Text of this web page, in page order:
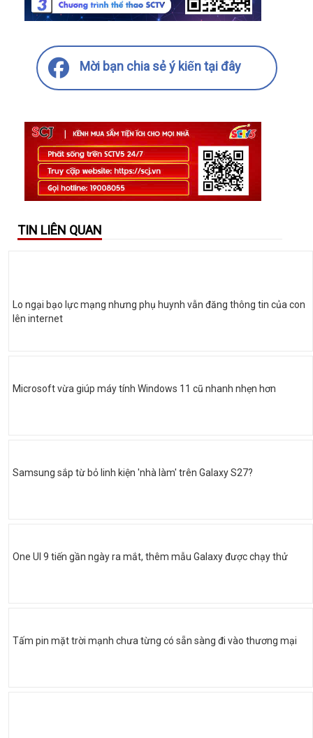
Mời bạn chia sẻ ý kiến tại đây
TIN LIÊN QUAN
Lo ngại bạo lực mạng nhưng phụ huynh vẫn đăng thông tin của con
lên internet
Microsoft vừa giúp máy tính Windows 11 cũ nhanh nhẹn hơn
Samsung sắp từ bỏ linh kiện 'nhà làm' trên Galaxy S27?
One UI 9 tiến gần ngày ra mắt, thêm mẫu Galaxy được chạy thử
Tấm pin mặt trời mạnh chưa từng có sẵn sàng đi vào thương mại